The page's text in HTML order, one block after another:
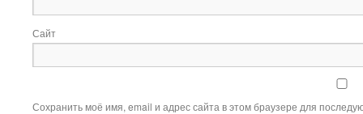
Сайт
Сохранить моё имя, email и адрес сайта в этом браузере для